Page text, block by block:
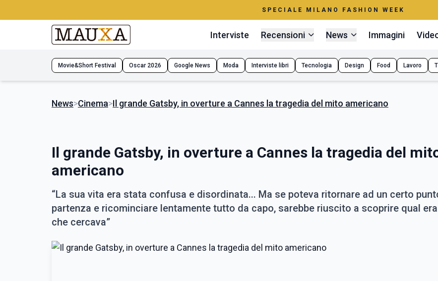
SPECIALE MILANO FASHION WEEK
Interviste Recensioni News Immagini
Movie&Short Festival Oscar 2026 Google News Moda Interviste libri Tecnologia Design Food Lavoro
News>Cinema>Il grande Gatsby, in overture a Cannes la tragedia del mito americano
Il grande Gatsby, in overture a Cannes la tragedia del
americano
“La sua vita era stata confusa e disordinata... Ma se poteva ritornare ad un certo
partenza e ricominciare lentamente tutto da capo, sarebbe riuscito a scoprire qual
che cercava”